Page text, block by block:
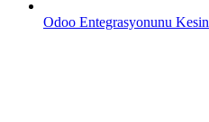
Odoo Entegrasyonunu Kesin